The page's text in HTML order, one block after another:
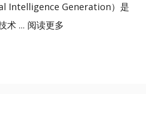
Intelligence Generation）是
术 ... 阅读更多